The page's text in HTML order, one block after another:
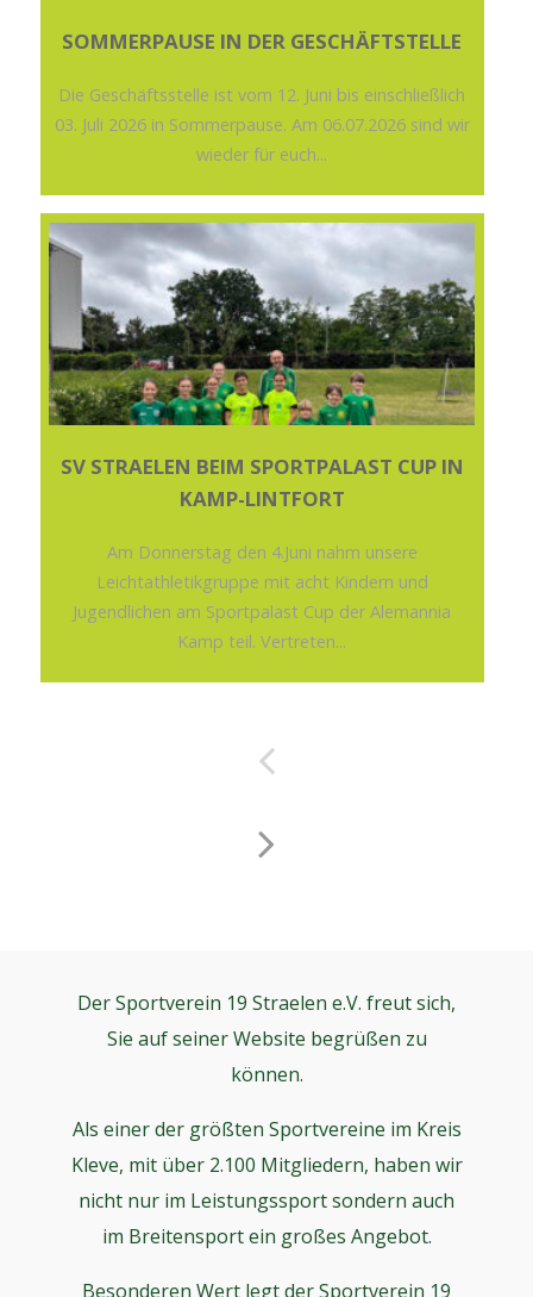
SOMMERPAUSE IN DER GESCHÄFTSTELLE
Die Geschäftsstelle ist vom 12. Juni bis einschließlich
03. Juli 2026 in Sommerpause. Am 06.07.2026 sind wir
wieder für euch...
SV STRAELEN BEIM SPORTPALAST CUP IN
KAMP-LINTFORT
Am Donnerstag den 4.Juni nahm unsere
Leichtathletikgruppe mit acht Kindern und
Jugendlichen am Sportpalast Cup der Alemannia
Kamp teil. Vertreten...
Der Sportverein 19 Straelen e.V. freut sich,
Sie auf seiner Website begrüßen zu
können.
Als einer der größten Sportvereine im Kreis
Kleve, mit über 2.100 Mitgliedern, haben wir
nicht nur im Leistungssport sondern auch
im Breitensport ein großes Angebot.
Besonderen Wert legt der Sportverein 19